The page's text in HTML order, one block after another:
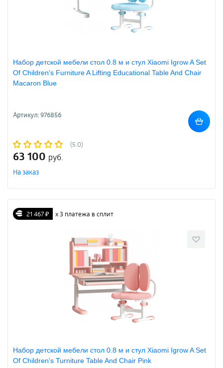
Набор детской мебели стол 0.8 м и стул Xiaomi Igrow A Set
Of Children's Furniture A Lifting Educational Table And Chair
Macaron Blue
Артикул: 976856
(5.0)
63 100 руб.
На заказ
21 467 ₽ х 3 платежа в сплит
Набор детской мебели стол 0.8 м и стул Xiaomi Igrow A Set
Of Children's Turniture Table And Chair Pink